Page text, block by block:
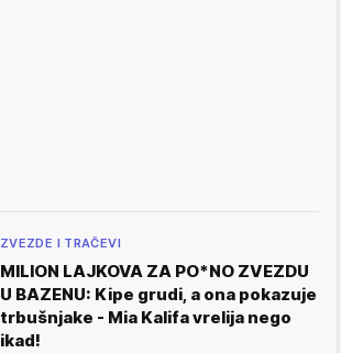
ZVEZDE I TRAČEVI
MILION LAJKOVA ZA PO*NO ZVEZDU
U BAZENU: Kipe grudi, a ona pokazuje
trbušnjake - Mia Kalifa vrelija nego
ikad!